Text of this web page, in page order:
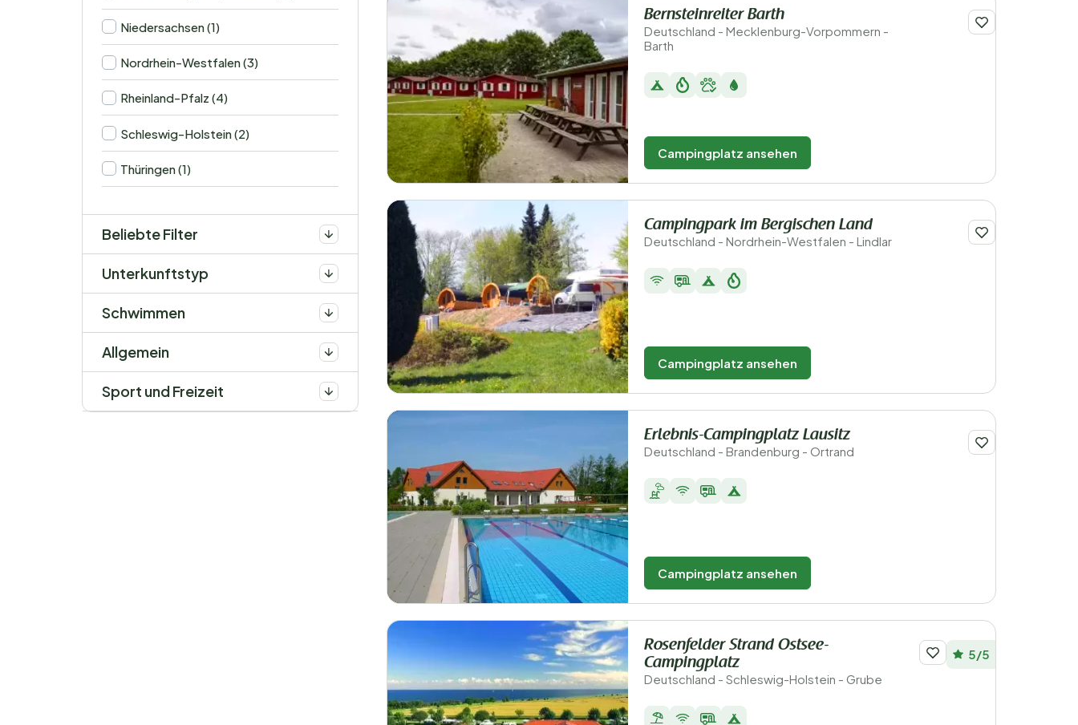
Niedersachsen (1)
Nordrhein-Westfalen (3)
Rheinland-Pfalz (4)
Schleswig-Holstein (2)
Thüringen (1)
Beliebte Filter
Unterkunftstyp
Schwimmen
Allgemein
Sport und Freizeit
Bernsteinreiter Barth
Deutschland - Mecklenburg-Vorpommern -
Barth
Campingplatz ansehen
Campingpark im Bergischen Land
Deutschland - Nordrhein-Westfalen - Lindlar
Campingplatz ansehen
Erlebnis-Campingplatz Lausitz
Deutschland - Brandenburg - Ortrand
Campingplatz ansehen
Rosenfelder Strand Ostsee-
Campingplatz
Deutschland - Schleswig-Holstein - Grube
5/5